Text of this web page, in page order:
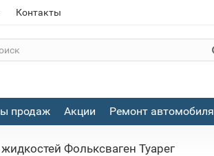
Контакты
продаж Акции Ремонт автомобиля
Фольксваген Туарег